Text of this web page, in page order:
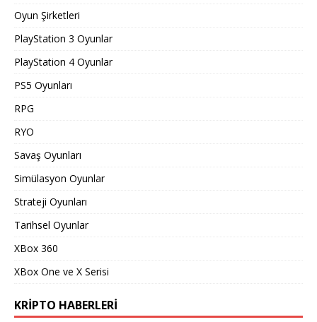
Oyun Şirketleri
PlayStation 3 Oyunlar
PlayStation 4 Oyunlar
PS5 Oyunları
RPG
RYO
Savaş Oyunları
Simülasyon Oyunlar
Strateji Oyunları
Tarihsel Oyunlar
XBox 360
XBox One ve X Serisi
KRIPTO HABERLERI